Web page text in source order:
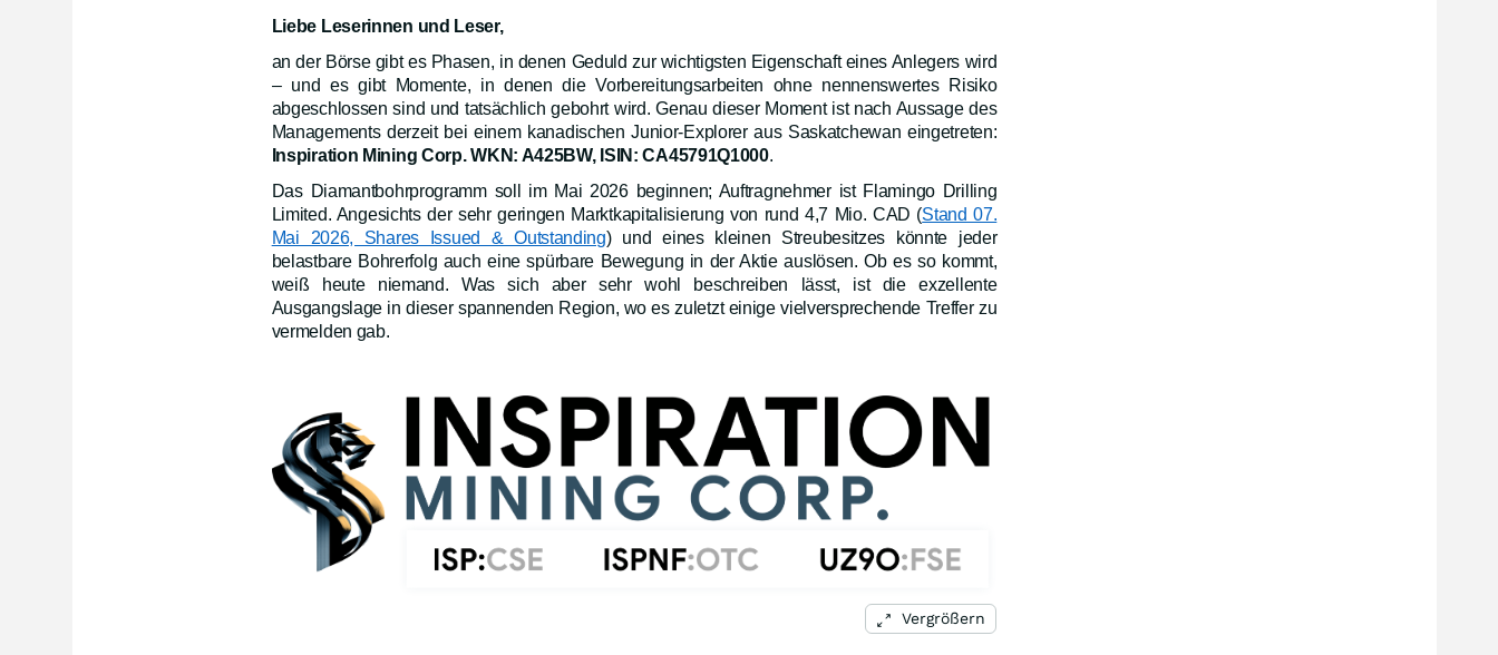
Liebe Leserinnen und Leser,
an der Börse gibt es Phasen, in denen Geduld zur wichtigsten Eigenschaft eines Anlegers wird
– und es gibt Momente, in denen die Vorbereitungsarbeiten ohne nennenswertes Risiko
abgeschlossen sind und tatsächlich gebohrt wird. Genau dieser Moment ist nach Aussage des
Managements derzeit bei einem kanadischen Junior-Explorer aus Saskatchewan eingetreten:
Inspiration Mining Corp. WKN: A425BW, ISIN: CA45791Q1000.
Das Diamantbohrprogramm soll im Mai 2026 beginnen; Auftragnehmer ist Flamingo Drilling
Limited. Angesichts der sehr geringen Marktkapitalisierung von rund 4,7 Mio. CAD (Stand 07.
Mai 2026, Shares Issued & Outstanding) und eines kleinen Streubesitzes könnte jeder
belastbare Bohrerfolg auch eine spürbare Bewegung in der Aktie auslösen. Ob es so kommt,
weiß heute niemand. Was sich aber sehr wohl beschreiben lässt, ist die exzellente
Ausgangslage in dieser spannenden Region, wo es zuletzt einige vielversprechende Treffer zu
vermelden gab.
Vergrößern